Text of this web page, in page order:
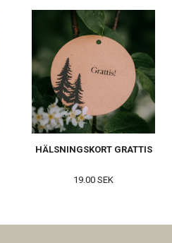
HÄLSNINGSKORT GRATTIS
19.00 SEK